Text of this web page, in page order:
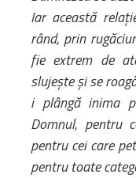
Iar această
rând, prin
fie extrem de
slujește și se
i plângă inima
Domnul, pentru
pentru cei care
pentru toate